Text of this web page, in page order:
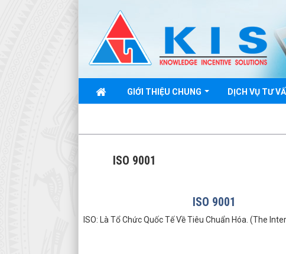
GIỚI THIỆU CHUNG DỊCH VỤ TƯ
ISO 9001
ISO 9001
ISO: Là Tổ Chức Quốc Tế Về Tiêu Chuẩn Hóa. (The